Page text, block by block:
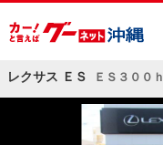
レクサス ＥＳ ＥＳ３００ｈ